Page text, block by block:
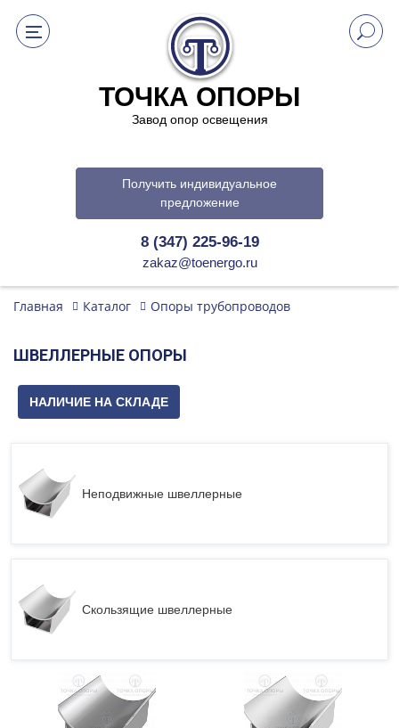
ТОЧКА ОПОРЫ
Завод опор освещения
Получить индивидуальное
предложение
8 (347) 225-96-19
zakaz@toenergo.ru
Главная Каталог Опоры трубопроводов
ШВЕЛЛЕРНЫЕ ОПОРЫ
НАЛИЧИЕ НА СКЛАДЕ
Неподвижные швеллерные
Скользящие швеллерные